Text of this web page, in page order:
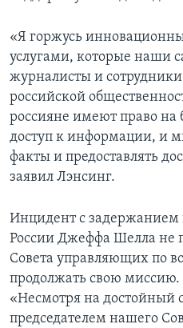
«Я горжусь
услугами, которые наши
журналисты и
российской
россияне имеют право на
доступ к информации, и
факты и предоставлять
заявил Лэнсинг.
Инцидент с
России Джеффа Шелла не
Совета управляющих по
продолжать свою миссию.
«Несмотря на достойный
председателем нашего